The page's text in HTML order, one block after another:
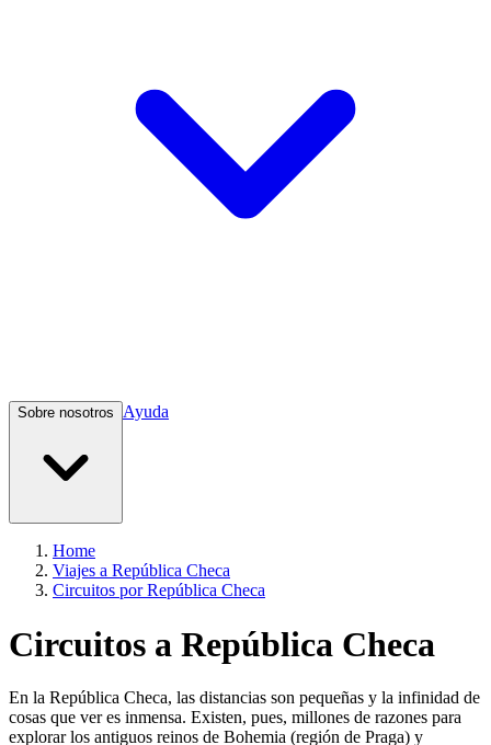
Sobre nosotros Ayuda
Home
Viajes a República Checa
Circuitos por República Checa
Circuitos a República Checa
En la República Checa, las distancias son pequeñas y la infinidad de
cosas que ver es inmensa. Existen, pues, millones de razones para
explorar los antiguos reinos de Bohemia (región de Praga) y